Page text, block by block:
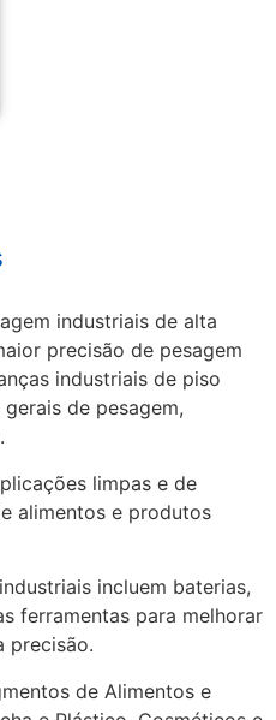
industriais de alta
precisão de pesagem
industriais de piso
de pesagem,
limpas e de
alimentos e produtos
incluem baterias,
ferramentas para melhorar
precisão.
de Alimentos e